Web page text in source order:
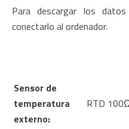
Para descargar los
conectarlo al ordenador.
Sensor de
temperatura
externo:
RTD